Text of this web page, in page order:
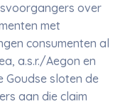
over
met
consumenten al
a.s.r./Aegon en
Goudse sloten de
aan die claim